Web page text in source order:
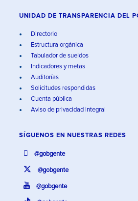
UNIDAD DE TRANSPARENCIA DEL
Directorio
Estructura orgánica
Tabulador de sueldos
Indicadores y metas
Auditorías
Solicitudes respondidas
Cuenta pública
Aviso de privacidad integral
SÍGUENOS EN NUESTRAS REDES
@gobgente
@gobgente
@gobgente